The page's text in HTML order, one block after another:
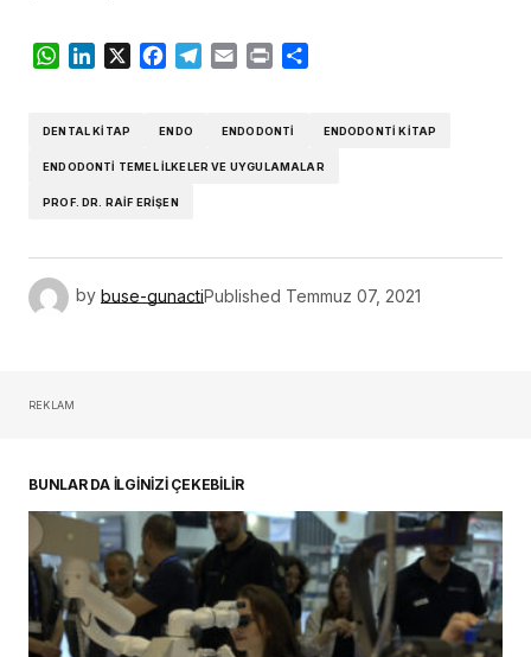
WhatsApp
LinkedIn
X Facebook
Telegram
Email Print
DENTAL KITAP ENDO ENDODONTI ENDODONTI KITAP
ENDODONTI TEMEL İLKELER VE UYGULAMALAR
PROF. DR. RAIF ERIŞEN
by buse-gunactiPublished Temmuz 07, 2021
REKLAM
BUNLAR DA İLGİNİZİ ÇEKEBİLİR